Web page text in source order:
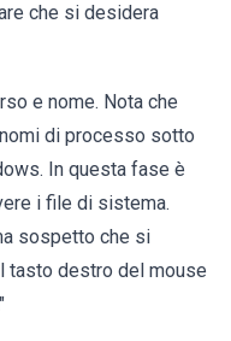
che si desidera
e nome. Nota che
di processo sotto
In questa fase è
i file di sistema.
sospetto che si
tasto destro del mouse